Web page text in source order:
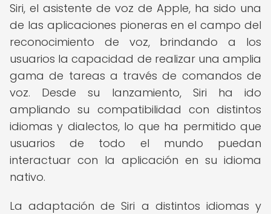
Siri, el asistente de voz de Apple, ha sido una
de las aplicaciones pioneras en el campo del
reconocimiento de voz, brindando a los
usuarios la capacidad de realizar una amplia
gama de tareas a través de comandos de
voz. Desde su lanzamiento, Siri ha ido
ampliando su compatibilidad con distintos
idiomas y dialectos, lo que ha permitido que
usuarios de todo el mundo puedan
interactuar con la aplicación en su idioma
nativo.
La adaptación de Siri a distintos idiomas y